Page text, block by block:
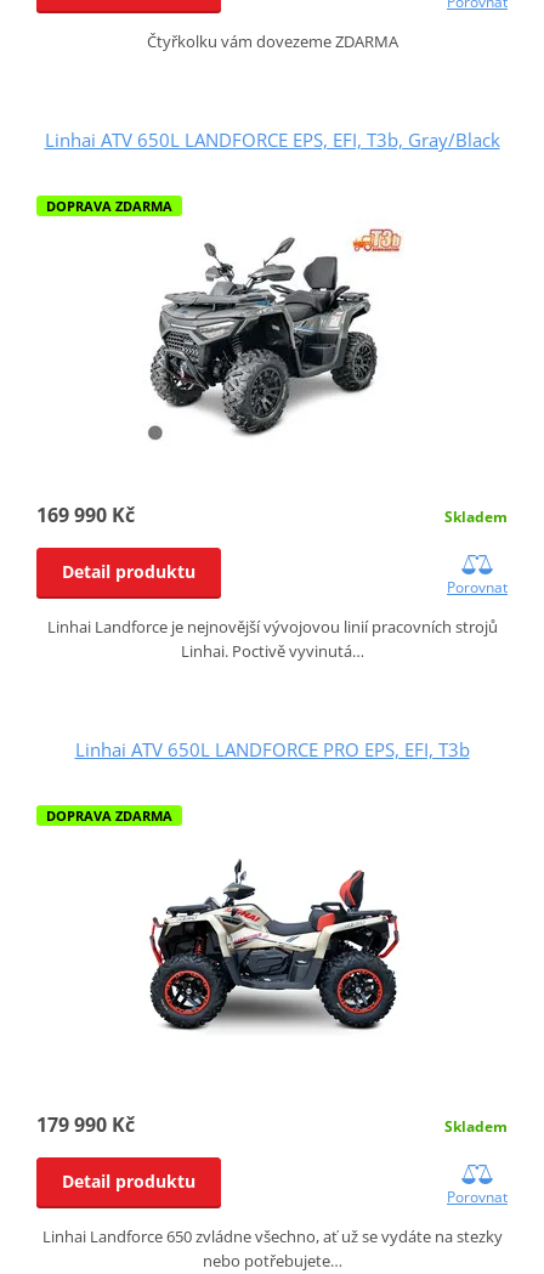
Čtyřkolku vám dovezeme ZDARMA
Linhai ATV 650L LANDFORCE EPS, EFI, T3b, Gray/Black
DOPRAVA ZDARMA
169 990 Kč Skladem
Detail produktu
Porovnat
Linhai Landforce je nejnovější vývojovou linií pracovních strojů
Linhai. Poctivě vyvinutá…
Linhai ATV 650L LANDFORCE PRO EPS, EFI, T3b
DOPRAVA ZDARMA
179 990 Kč Skladem
Detail produktu
Porovnat
Linhai Landforce 650 zvládne všechno, ať už se vydáte na stezky
nebo potřebujete…